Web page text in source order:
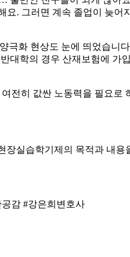
요. 그러면 계속 졸업이 늦어
극화 현상도 눈에 띄었습니
대학의 경우 산재보험에 가
전히 값싼 노동력을 필요로
실습학기제의 목적과 내용
감 #강은희변호사